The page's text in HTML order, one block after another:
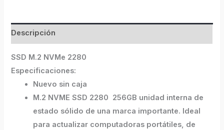
Descripción
SSD M.2 NVMe 2280
Especificaciones:
Nuevo sin caja
M.2 NVME SSD 2280 256GB unidad interna de
estado sólido de una marca importante. Ideal
para actualizar computadoras portátiles, de